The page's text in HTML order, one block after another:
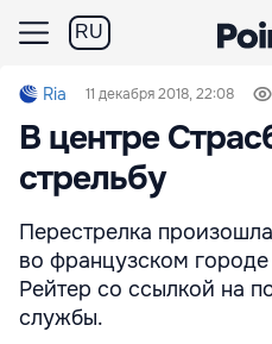
RU
Ria 11 декабря 2018, 22:08
В центре
стрельбу
Перестрелка
во французском
Рейтер со ссылкой на
службы.